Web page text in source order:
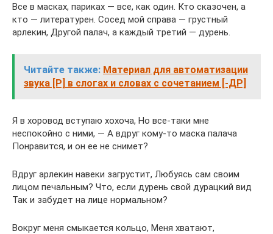
Все в масках, париках — все, как один. Кто сказочен, а
кто — литературен. Сосед мой справа — грустный
арлекин, Другой палач, а каждый третий — дурень.
Читайте также: Материал для автоматизации
звука [Р] в слогах и словах с сочетанием [-ДР]
Я в хоровод вступаю хохоча, Но все-таки мне
неспокойно с ними, — А вдруг кому-то маска палача
Понравится, и он ее не снимет?
Вдруг арлекин навеки загрустит, Любуясь сам своим
лицом печальным? Что, если дурень свой дурацкий вид
Так и забудет на лице нормальном?
Вокруг меня смыкается кольцо, Меня хватают,